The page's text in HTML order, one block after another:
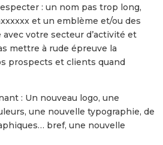
: un nom pas trop long,
et un emblème et/ou des
votre secteur d’activité et
mettre à rude épreuve la
prospects et clients quand
: Un nouveau logo, une
une nouvelle typographie, de
bref, une nouvelle